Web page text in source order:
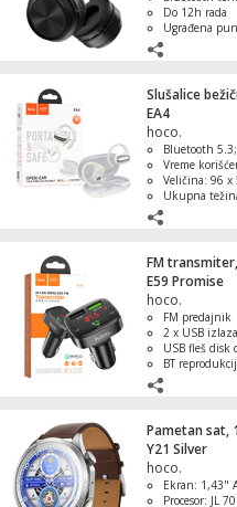
Do 12h rada
Ugrađena
Slušalice
EA4
hoco.
Bluetooth
Vreme
Veličina: 96 x
Ukupna
FM
E59 Promise
hoco.
FM predajnik
2 x USB
USB fleš disk
BT
Pametan sat,
Y21 Silver
hoco.
Ekran: 1,43"
Procesor: JL